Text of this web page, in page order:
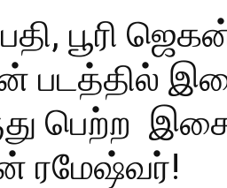
பூரி
படத்தில்
பெற்ற
ரமேஷ்வர்!